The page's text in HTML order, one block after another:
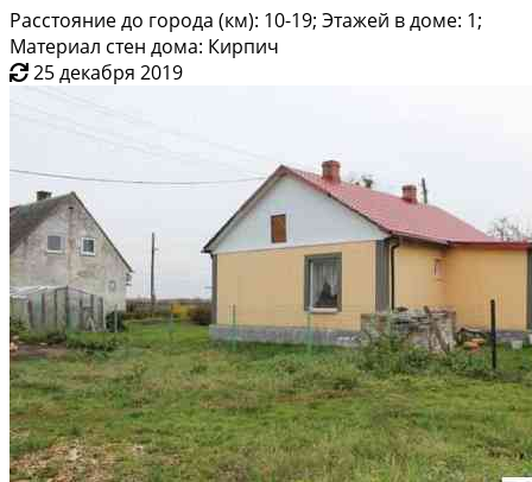
Расстояние до города (км): 10-19; Этажей в доме: 1;
Материал стен дома: Кирпич
25 декабря 2019